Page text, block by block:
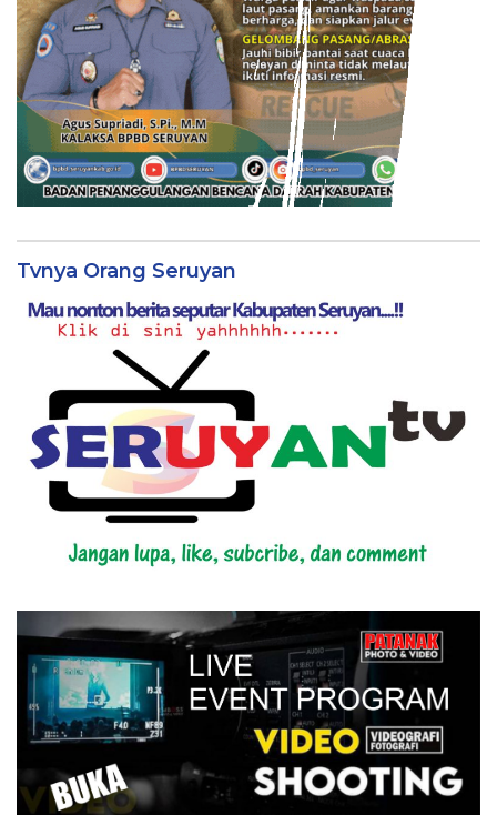
Tvnya Orang Seruyan